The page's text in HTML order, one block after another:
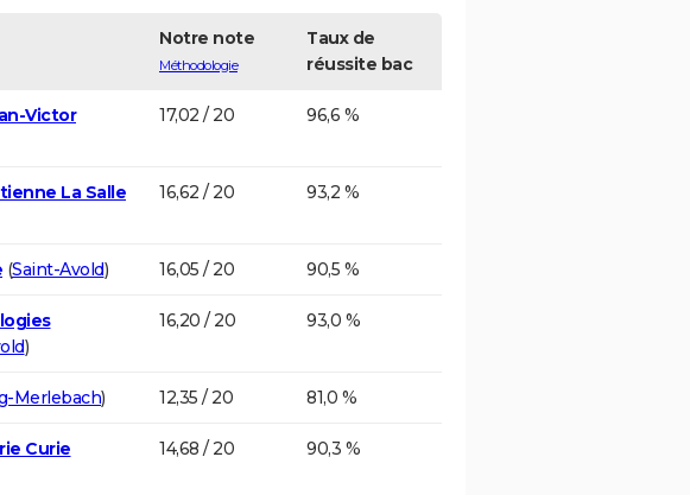
Notre note
Méthodologie
Taux de
réussite bac
Victor
17,02 / 20 96,6 %
La Salle
16,62 / 20 93,2 %
(Saint-Avold) 16,05 / 20 90,5 %
)
16,20 / 20 93,0 %
Merlebach) 12,35 / 20 81,0 %
Curie
14,68 / 20 90,3 %